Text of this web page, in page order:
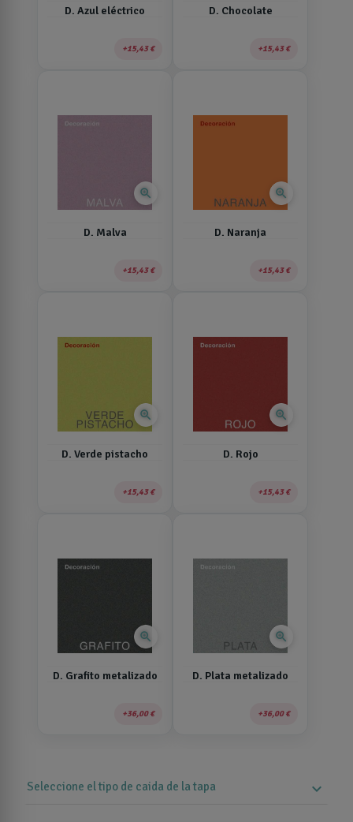
D. Azul eléctrico
15,43 €
D. Chocolate
15,43 €
zoom_in
D. Malva
15,43 €
zoom_in
D. Naranja
15,43 €
zoom_in
D. Verde pistacho
15,43 €
zoom_in
D. Rojo
15,43 €
zoom_in
D. Grafito metalizado
36,00 €
zoom_in
D. Plata metalizado
36,00 €
Seleccione el tipo de caida de la tapa expand_more